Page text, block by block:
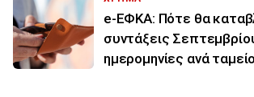
e-ΕΦΚΑ: Πότε θα
συντάξεις
ημερομηνίες ανά ταμείο